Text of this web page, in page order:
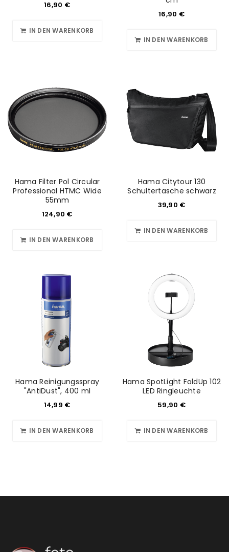
16,90 €
IN DEN WARENKORB
16,90 €
IN DEN WARENKORB
Hama Filter Pol Circular
Professional HTMC Wide
55mm
124,90 €
IN DEN WARENKORB
Hama Citytour 130
Schultertasche schwarz
39,90 €
IN DEN WARENKORB
Hama Reinigungsspray
"AntiDust", 400 ml
14,99 €
IN DEN WARENKORB
Hama SpotLight FoldUp 102
LED Ringleuchte
59,90 €
IN DEN WARENKORB